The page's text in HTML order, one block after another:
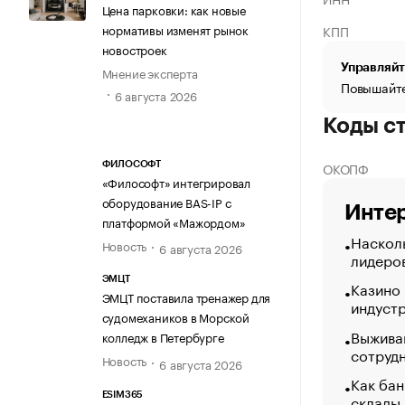
Цена парковки: как новые
нормативы изменят рынок
новостроек
Мнение эксперта
6 августа 2026
ФИЛОСОФТ
«Философт» интегрировал
оборудование BAS-IP с
платформой «Мажордом»
Новость
6 августа 2026
ЭМЦТ
ЭМЦТ поставила тренажер для
судомехаников в Морской
колледж в Петербурге
Новость
6 августа 2026
ESIM365
КПП
Коды
ОКОПФ
Как